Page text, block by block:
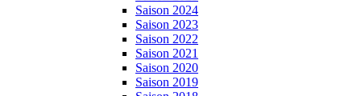
Saison 2024
Saison 2023
Saison 2022
Saison 2021
Saison 2020
Saison 2019